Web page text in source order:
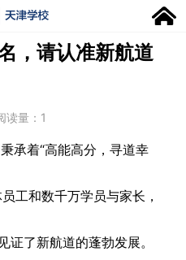
，请认准新航道
读量： 1
承着“高能高分，寻道幸
工和数千万学员与家长，
证了新航道的蓬勃发展。